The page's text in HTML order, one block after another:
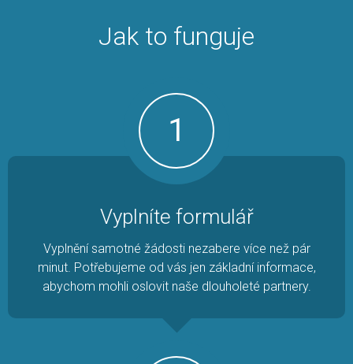
Jak to funguje
1
Vyplníte formulář
Vyplnění samotné žádosti nezabere více než pár
minut. Potřebujeme od vás jen základní informace,
abychom mohli oslovit naše dlouholeté partnery.